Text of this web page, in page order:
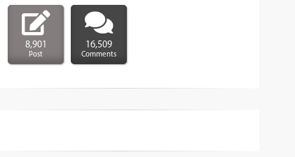
8,901
Post
16,509
Comments